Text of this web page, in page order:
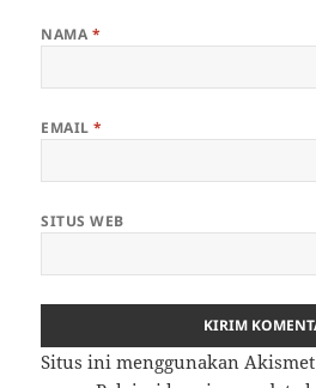
NAMA *
EMAIL*
SITUS WEB
Situs ini menggunakan